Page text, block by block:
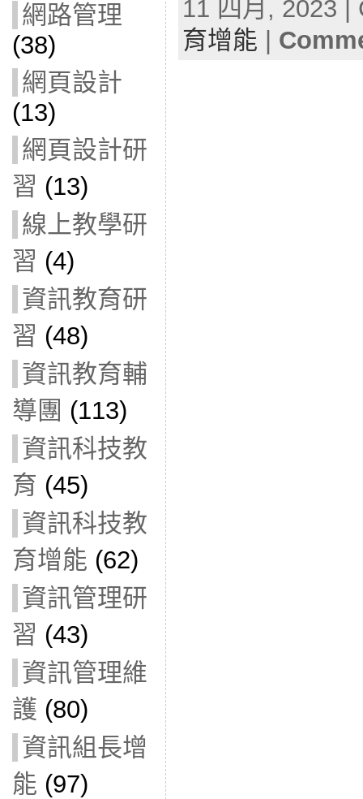
網路管理
(38)
網頁設計
(13)
網頁設計研
習 (13)
線上教學研
習 (4)
資訊教育研
習 (48)
資訊教育輔
導團 (113)
資訊科技教
育 (45)
資訊科技教
育增能 (62)
資訊管理研
習 (43)
資訊管理維
護 (80)
資訊組長增
能 (97)
11 四月, 2023
育增能